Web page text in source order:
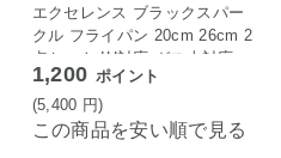
エクセレンス ブラックスパー
クル フライパン 20cm 26cm 2
点セット IH対応 ガス火対応
1,200 ポイント
(5,400 円)
この商品を安い順で見る